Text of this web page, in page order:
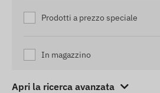
TRACKER DI PERSONE ANZIANE
Prodotti a prezzo speciale
In magazzino
Apri la ricerca avanzata